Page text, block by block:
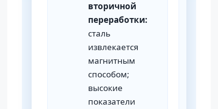
вторичной
переработки:
сталь
извлекается
магнитным
способом;
высокие
показатели